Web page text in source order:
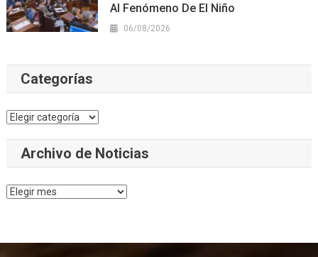
Al Fenómeno De El Niño
06/08/2026
Categorías
Categorías
Archivo de Noticias
Archivo